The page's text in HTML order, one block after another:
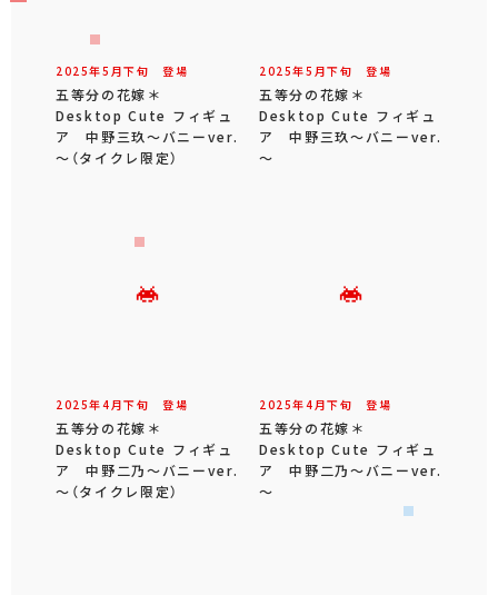
2025年5 月下旬 登場
五等分の花嫁＊
Desktop Cute フィギュ
ア 中野三玖～バニーver.
～（タイクレ限定）
2025年5 月下旬 登場
五等分の花嫁＊
Desktop Cute フィギュ
ア 中野三玖～バニーver.
～
2025年4 月下旬 登場
五等分の花嫁＊
Desktop Cute フィギュ
ア 中野二乃～バニーver.
～（タイクレ限定）
2025年4 月下旬 登場
五等分の花嫁＊
Desktop Cute フィギュ
ア 中野二乃～バニーver.
～